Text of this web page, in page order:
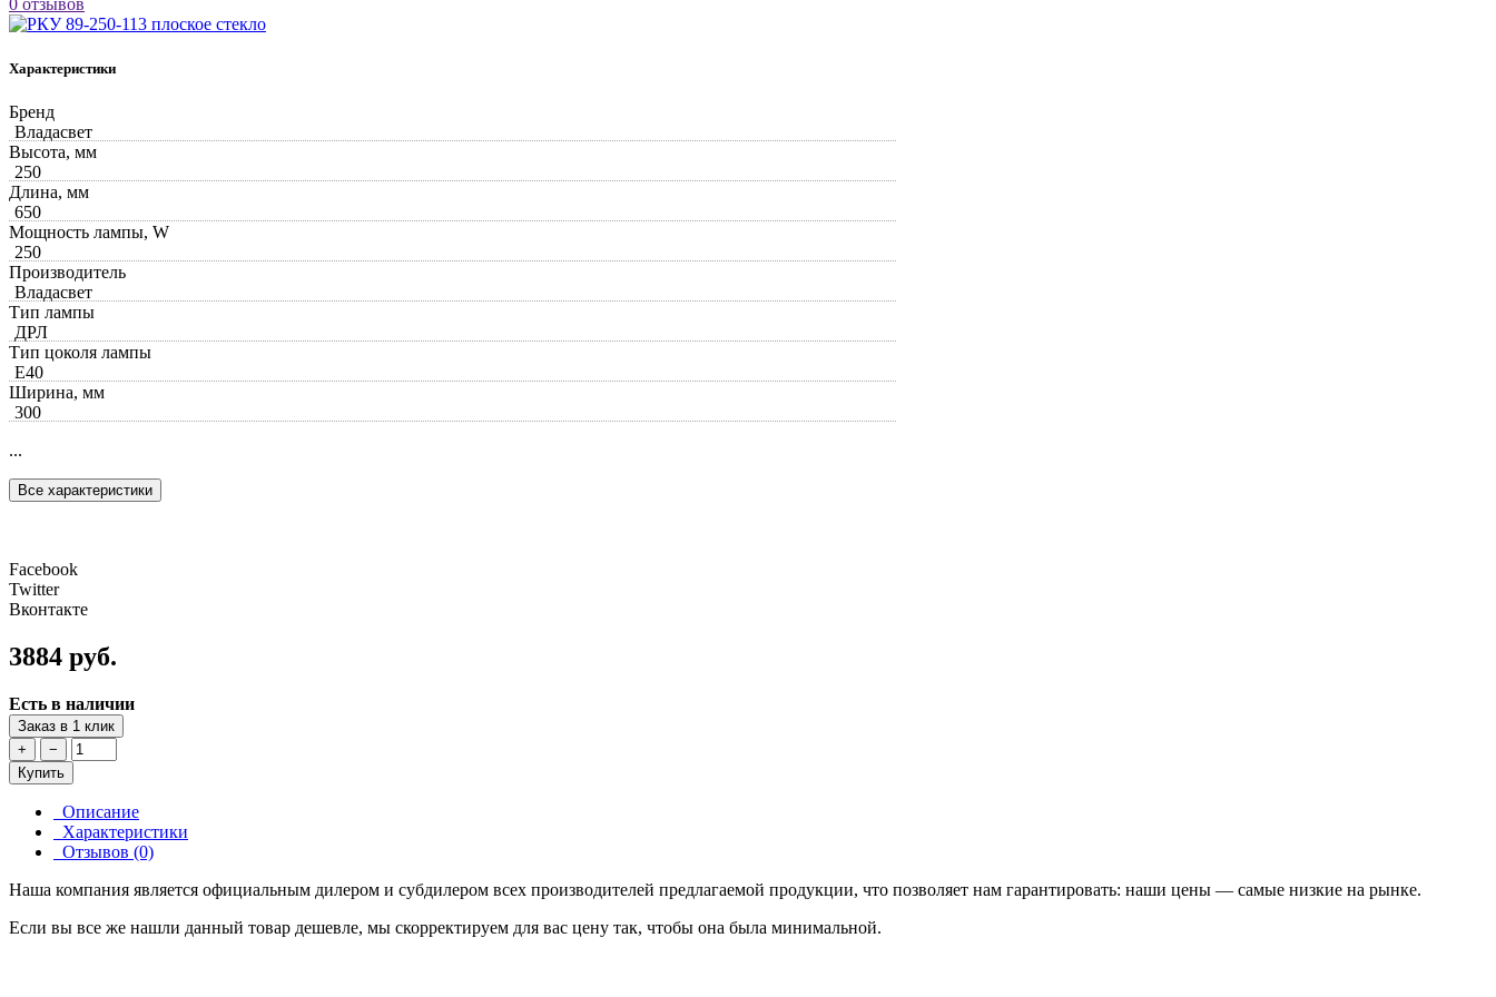
0 отзывов
Характеристики
Бренд
Владасвет
Высота, мм
250
Длина, мм
650
Мощность лампы, W
250
Производитель
Владасвет
Тип лампы
ДРЛ
Тип цоколя лампы
Е40
Ширина, мм
300
...
Все характеристики
Facebook
Twitter
Вконтакте
3884 руб.
Есть в наличии
Заказ в 1 клик
+
−
Купить
Описание
Характеристики
Отзывов (0)
Наша компания является официальным дилером и субдилером всех производителей предлагаемой продукции, что позволяет нам гарантировать: наши цены — самые низкие на рынке.
Если вы все же нашли данный товар дешевле, мы скорректируем для вас цену так, чтобы она была минимальной.